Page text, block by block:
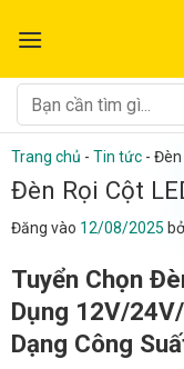
qua
dung
Tìm
kiếm:
Trang chủ - Tin tức - Đèn
Đèn Rọi Cột
Đăng vào 12/08/2025
Tuyển Chọn
Dụng 12V/
Dạng Công